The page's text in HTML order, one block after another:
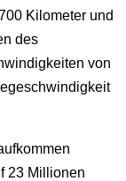
Kilometer und
des
von
23 Millionen